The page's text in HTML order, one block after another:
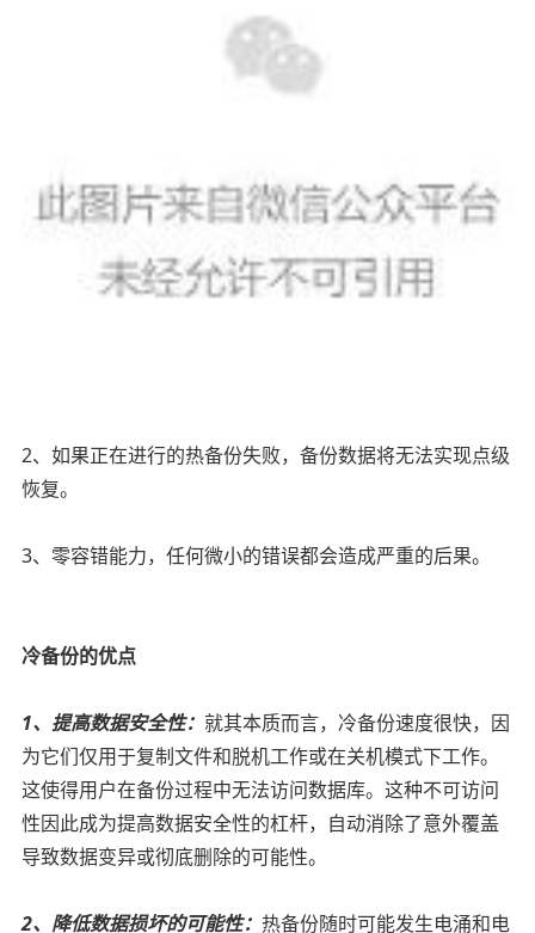
2、如果正在进行的热备份失败，备份数据将无法实现点级
恢复。
3、零容错能力，任何微小的错误都会造成严重的后果。
冷备份的优点
1、提高数据安全性： 就其本质而言，冷备份速度很快，因
为它们仅用于复制文件和脱机工作或在关机模式下工作。
这使得用户在备份过程中无法访问数据库。这种不可访问
性因此成为提高数据安全性的杠杆，自动消除了意外覆盖
导致数据变异或彻底删除的可能性。
2、降低数据损坏的可能性： 热备份随时可能发生电涌和电